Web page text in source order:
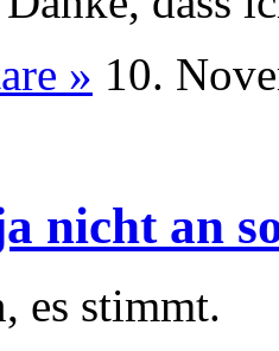
» 10.
nicht an
es stimmt.